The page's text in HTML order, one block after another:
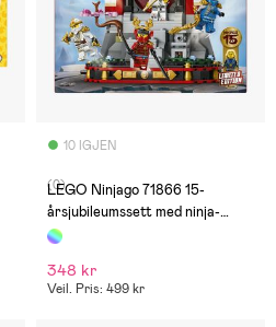
10 IGJEN
(0)
LEGO Ninjago 71866 15-
årsjubileumssett med ninja-
figurer
348 kr
Veil. Pris: 499 kr